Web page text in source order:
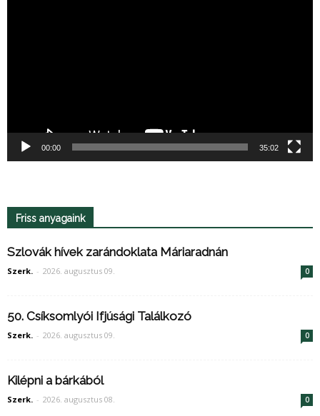
00:00 35:02
Friss anyagaink
Szlovák hívek zarándoklata Máriaradnán
Szerk. - 2026. augusztus 09. 0
50. Csíksomlyói Ifjúsági Találkozó
Szerk. - 2026. augusztus 09. 0
Kilépni a bárkából
Szerk. - 2026. augusztus 08. 0